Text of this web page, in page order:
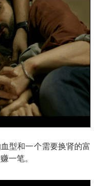
型和一个需要换肾的富
一笔。